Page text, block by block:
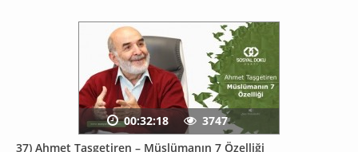
37) Ahmet Taşgetiren – Müslümanın 7 Özelliği
00:32:18 3747